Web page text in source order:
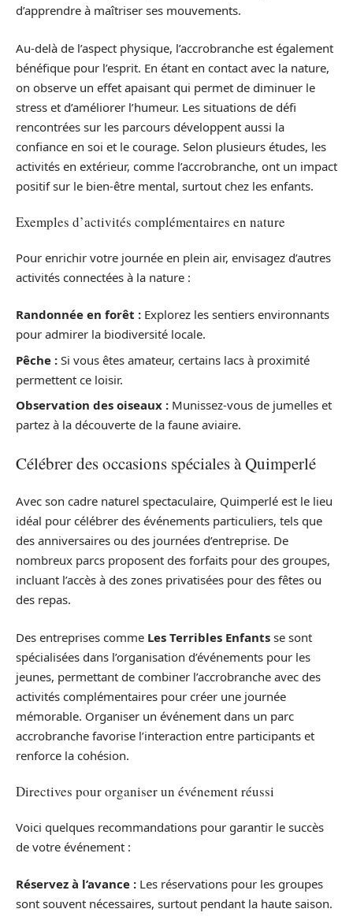
d’apprendre à maîtriser ses mouvements.
Au-delà de l’aspect physique, l’accrobranche est également
bénéfique pour l’esprit. En étant en contact avec la nature,
on observe un effet apaisant qui permet de diminuer le
stress et d’améliorer l’humeur. Les situations de défi
rencontrées sur les parcours développent aussi la
confiance en soi et le courage. Selon plusieurs études, les
activités en extérieur, comme l’accrobranche, ont un impact
positif sur le bien-être mental, surtout chez les enfants.
Exemples d’activités complémentaires en nature
Pour enrichir votre journée en plein air, envisagez d’autres
activités connectées à la nature :
Randonnée en forêt : Explorez les sentiers environnants
pour admirer la biodiversité locale.
Pêche : Si vous êtes amateur, certains lacs à proximité
permettent ce loisir.
Observation des oiseaux : Munissez-vous de jumelles et
partez à la découverte de la faune aviaire.
Célébrer des occasions spéciales à Quimperlé
Avec son cadre naturel spectaculaire, Quimperlé est le lieu
idéal pour célébrer des événements particuliers, tels que
des anniversaires ou des journées d’entreprise. De
nombreux parcs proposent des forfaits pour des groupes,
incluant l’accès à des zones privatisées pour des fêtes ou
des repas.
Des entreprises comme Les Terribles Enfants se sont
spécialisées dans l’organisation d’événements pour les
jeunes, permettant de combiner l’accrobranche avec des
activités complémentaires pour créer une journée
mémorable. Organiser un événement dans un parc
accrobranche favorise l’interaction entre participants et
renforce la cohésion.
Directives pour organiser un événement réussi
Voici quelques recommandations pour garantir le succès
de votre événement :
Réservez à l’avance : Les réservations pour les groupes
sont souvent nécessaires, surtout pendant la haute saison.